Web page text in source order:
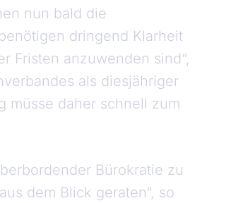
nun bald die
dringend Klarheit
Fristen anzuwenden sind“,
als diesjähriger
müsse daher schnell zum
Bürokratie zu
dem Blick geraten“, so